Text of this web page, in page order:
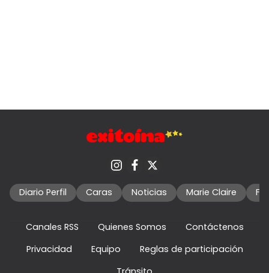
Diario Perfil Caras Noticias Marie Claire
Canales RSS Quienes Somos
Contáctenos
Privacidad
Equipo
Reglas de participación